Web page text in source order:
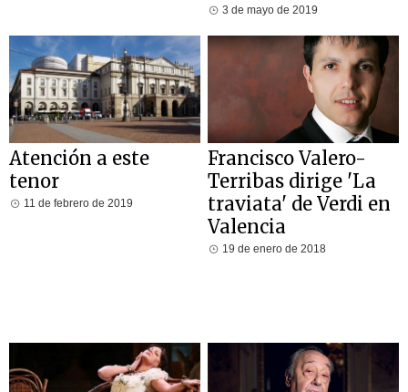
3 de mayo de 2019
Atención a este
tenor
11 de febrero de 2019
Francisco Valero-
Terribas dirige 'La
traviata' de Verdi en
Valencia
19 de enero de 2018